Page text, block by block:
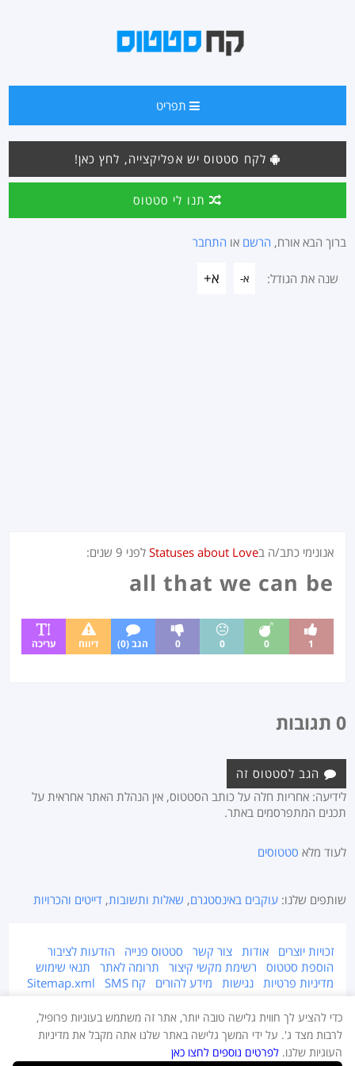
תפריט
לקח סטטוס יש אפליקצייה, לחץ כאן!
תנו לי סטטוס
ברוך הבא אורח, הרשם או התחבר
שנה את הגודל: א- א+
אנונימי כתב/ה בStatuses about Love לפני 9 שנים :
all that we can be
1
0
0
0 הגב (0) דיווח עריכה
0 תגובות
הגב לסטטוס זה
לידיעה: אחריות חלה על כותב הסטטוס, אין הנהלת האתר אחראית על
תכנים המתפרסמים באתר.
לעוד מלא סטטוסים
שותפים שלנו:עוקבים באינסטגרם, שאלות ותשובות, דייטים והכרויות
זכויות יוצרים אודות צור קשר סטטוס פנייה
הודעות לציבור
הוספת סטטוס
רשימת מקשי קיצור תרומה לאתר
תנאי שימוש
מדיניות פרטיות
נגישות מידע להורים קח SMS Sitemap.xml
אתר זה מוגן על ידי זכויות יוצרים © 2015-2026 Takestatus.net.
אין צוות האתר אחראי על התוכן המפורסם באתר, במידה ויש חומר לא ראוי ו/או
מוגן בזכויות יוצרים - יש לדווח מייד בעמוד צור קשר.
העתקת תוכן מהאתר תתאפשר רק למטרות פרסום ברשתות חברתיות גדולות.
כדי להציע לך חווית גלישה טובה יותר, אתר זה משתמש בעוגיות פרופיל,
לרבות מצד ג'. על ידי המשך גלישה באתר שלנו אתה מקבל את מדיניות
העוגיות שלנו. לפרטים נוספים לחצו כאן